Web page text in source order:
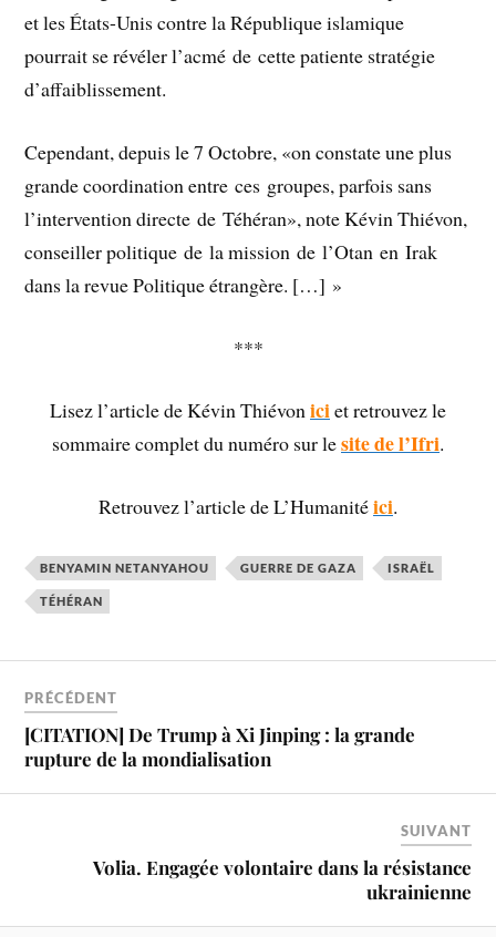
et les États-Unis contre la République islamique
pourrait se révéler l’acmé de cette patiente stratégie
d’affaiblissement.
Cependant, depuis le 7 Octobre, «on constate une plus
grande coordination entre ces groupes, parfois sans
l’intervention directe de Téhéran», note Kévin Thiévon,
conseiller politique de la mission de l’Otan en Irak
dans la revue Politique étrangère. […] »
***
Lisez l’article de Kévin Thiévoniciet retrouvez le
sommaire complet du numéro sur lesite de l’Ifri.
Retrouvez l’article de L’Humanitéici.
BENYAMIN NETANYAHOU GUERRE DE GAZA ISRAËL
TÉHÉRAN
PRÉCÉDENT
[CITATION] De Trump à Xi Jinping : la grande
rupture de la mondialisation
SUIVANT
Volia. Engagée volontaire dans la résistance
ukrainienne